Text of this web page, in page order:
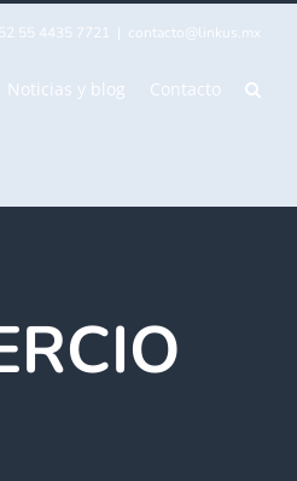
55 4435 7721 | contacto@linkus.mx
Noticias y blog Contacto